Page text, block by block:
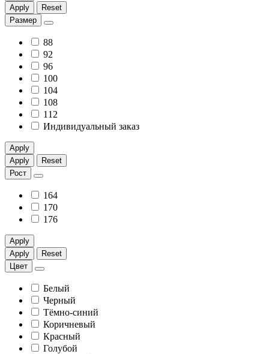
Apply
Reset
Размер
88
92
96
100
104
108
112
Индивидуальный заказ
Apply
Apply
Reset
Рост
164
170
176
Apply
Apply
Reset
Цвет
Белый
Черный
Тёмно-синий
Коричневый
Красный
Голубой